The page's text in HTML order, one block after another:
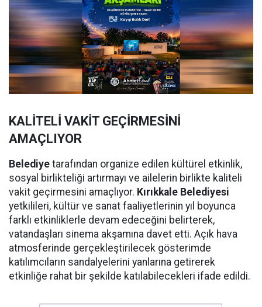
KALİTELİ VAKİT GEÇİRMESİNİ
AMAÇLIYOR
Belediye tarafından organize edilen kültürel etkinlik,
sosyal birlikteliği artırmayı ve ailelerin birlikte kaliteli
vakit geçirmesini amaçlıyor. Kırıkkale Belediyesi
yetkilileri, kültür ve sanat faaliyetlerinin yıl boyunca
farklı etkinliklerle devam edeceğini belirterek,
vatandaşları sinema akşamına davet etti. Açık hava
atmosferinde gerçekleştirilecek gösterimde
katılımcıların sandalyelerini yanlarına getirerek
etkinliğe rahat bir şekilde katılabilecekleri ifade edildi.